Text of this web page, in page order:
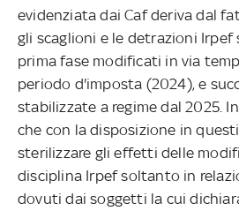
evidenziata dai Caf deriva dal
gli scaglioni e le detrazioni
prima fase modificati in via
periodo d'imposta (2024), e
stabilizzate a regime dal 2025.
che con la disposizione in
sterilizzare gli effetti delle
disciplina Irpef soltanto in
dovuti dai soggetti la cui